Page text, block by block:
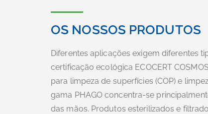
OS NOSSOS PRODUTOS
Diferentes aplicações exigem diferentes
certificação ecológica ECOCERT
para limpeza de superfícies (COP) e
gama PHAGO concentra-se
das mãos. Produtos esterilizados e